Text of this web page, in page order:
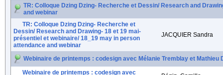
TR: Colloque Dzing Dzing- Recherche et Dessin/ Research and
and webinar
TR: Colloque Dzing Dzing- Recherche et
Dessin/ Research and Drawing- 18 et 19 mai-
présentiel et webinaire/ 18_19 may in person
attendance and webinar
JACQUIER Sandra
Webinaire de printemps : codesign avec Mélanie Tremblay et Mathieu
Webinaire de printemps : codesign avec